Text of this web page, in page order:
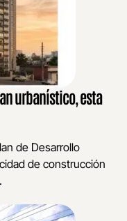
urbanístico, esta
de Desarrollo
de construcción